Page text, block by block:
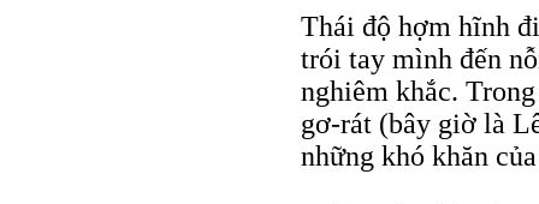
Thái độ hợm hĩnh
trói tay mình đến
nghiêm khắc.
gơ-rát (bây giờ là
những khó khăn